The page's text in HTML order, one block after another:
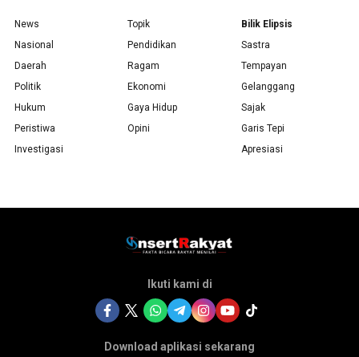
News
Nasional
Daerah
Politik
Hukum
Peristiwa
Investigasi
Topik
Pendidikan
Ragam
Ekonomi
Gaya Hidup
Opini
Bilik Elipsis
Sastra
Tempayan
Gelanggang
Sajak
Garis Tepi
Apresiasi
Ikuti kami di
Download aplikasi sekarang